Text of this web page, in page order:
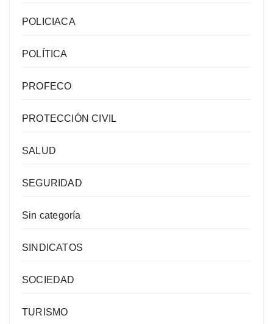
POLICIACA
POLÍTICA
PROFECO
PROTECCIÓN CIVIL
SALUD
SEGURIDAD
Sin categoría
SINDICATOS
SOCIEDAD
TURISMO